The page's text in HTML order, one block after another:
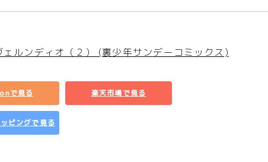
ェルンディオ（２） (裏少年サンデーコミックス)
で見る 楽天市場で見る
ピングで見る